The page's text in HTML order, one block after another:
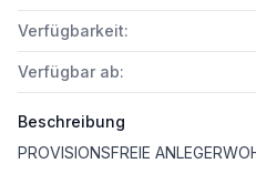
Verfügbarkeit:
Verfügbar ab:
Beschreibung